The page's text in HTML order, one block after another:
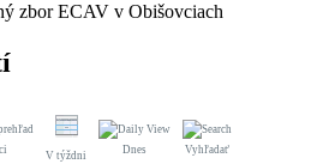
zbor ECAV v Obišovciach
V týždni Dnes Vyhľadať